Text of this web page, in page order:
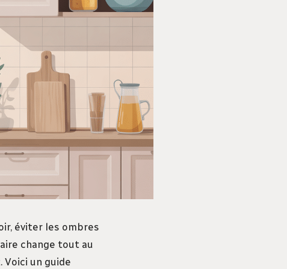
éviter les ombres
change tout au
un guide